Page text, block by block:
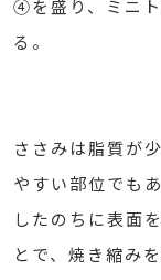
④を盛り、ミニ
る。
ささみは脂質が
やすい部位でも
したのちに表面
とで、焼き縮み